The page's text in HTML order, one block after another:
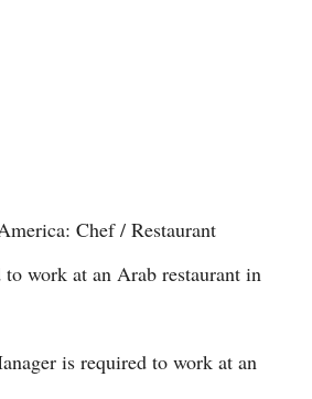
Chef / Restaurant
work at an Arab restaurant in
is required to work at an